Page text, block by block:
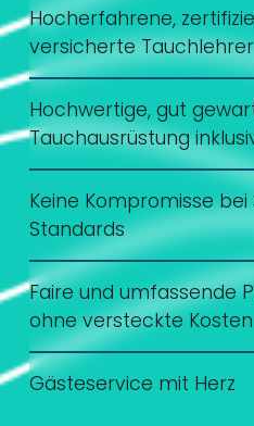
Hocherfahrene,
versicherte Tauchlehrer
Hochwertige, gut
Tauchausrüstung
Keine Kompromisse
Standards
Faire und umfassende
ohne versteckte Kosten
Gästeservice mit Herz